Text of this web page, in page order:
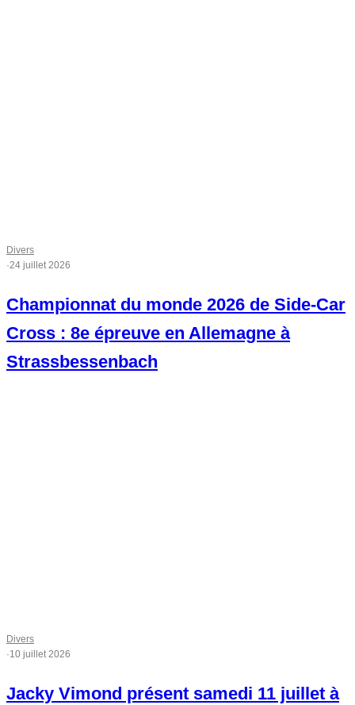
Divers
·24 juillet 2026
Championnat du monde 2026 de Side-Car
Cross : 8e épreuve en Allemagne à
Strassbessenbach
Divers
·10 juillet 2026
Jacky Vimond présent samedi 11 juillet à